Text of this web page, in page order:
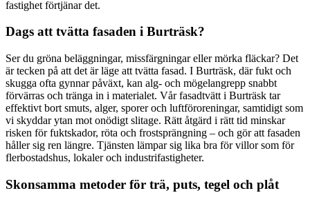
fastighet förtjänar det.
Dags att tvätta fasaden i Burträsk?
Ser du gröna beläggningar, missfärgningar eller mörka fläckar? Det
är tecken på att det är läge att tvätta fasad. I Burträsk, där fukt och
skugga ofta gynnar påväxt, kan alg- och mögelangrepp snabbt
förvärras och tränga in i materialet. Vår fasadtvätt i Burträsk tar
effektivt bort smuts, alger, sporer och luftföroreningar, samtidigt som
vi skyddar ytan mot onödigt slitage. Rätt åtgärd i rätt tid minskar
risken för fuktskador, röta och frostsprängning – och gör att fasaden
håller sig ren längre. Tjänsten lämpar sig lika bra för villor som för
flerbostadshus, lokaler och industrifastigheter.
Skonsamma metoder för trä, puts, tegel och plåt